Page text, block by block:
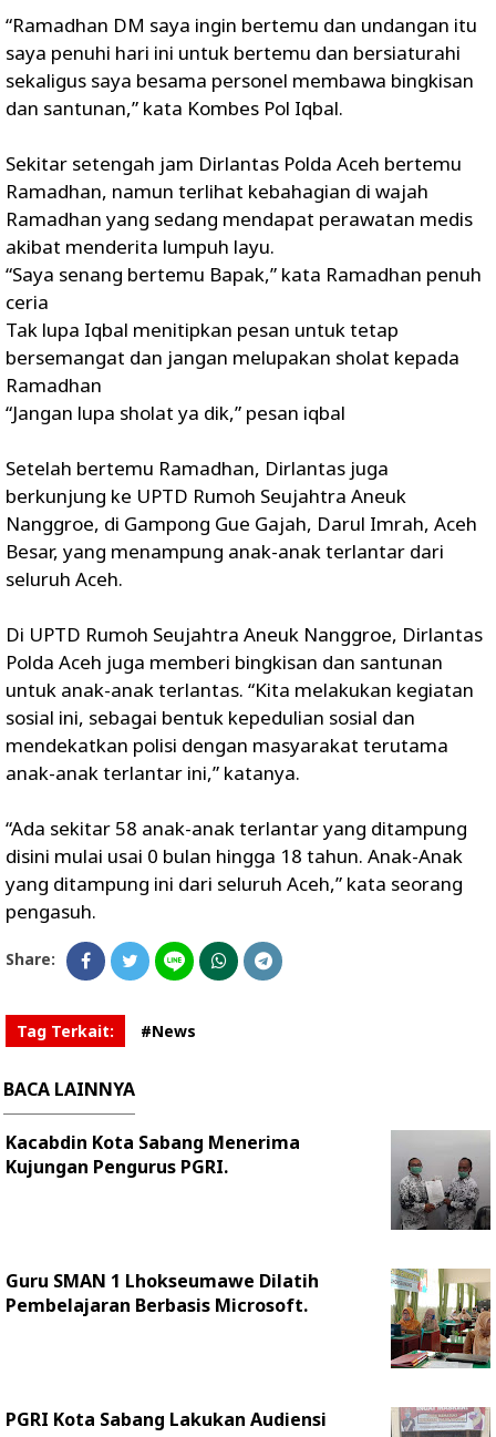
“Ramadhan DM saya ingin bertemu dan undangan itu
saya penuhi hari ini untuk bertemu dan bersiaturahi
sekaligus saya besama personel membawa bingkisan
dan santunan,” kata Kombes Pol Iqbal.
Sekitar setengah jam Dirlantas Polda Aceh bertemu
Ramadhan, namun terlihat kebahagian di wajah
Ramadhan yang sedang mendapat perawatan medis
akibat menderita lumpuh layu.
“Saya senang bertemu Bapak,” kata Ramadhan penuh
ceria
Tak lupa Iqbal menitipkan pesan untuk tetap
bersemangat dan jangan melupakan sholat kepada
Ramadhan
“Jangan lupa sholat ya dik,” pesan iqbal
Setelah bertemu Ramadhan, Dirlantas juga
berkunjung ke UPTD Rumoh Seujahtra Aneuk
Nanggroe, di Gampong Gue Gajah, Darul Imrah, Aceh
Besar, yang menampung anak-anak terlantar dari
seluruh Aceh.
Di UPTD Rumoh Seujahtra Aneuk Nanggroe, Dirlantas
Polda Aceh juga memberi bingkisan dan santunan
untuk anak-anak terlantas. “Kita melakukan kegiatan
sosial ini, sebagai bentuk kepedulian sosial dan
mendekatkan polisi dengan masyarakat terutama
anak-anak terlantar ini,” katanya.
“Ada sekitar 58 anak-anak terlantar yang ditampung
disini mulai usai 0 bulan hingga 18 tahun. Anak-Anak
yang ditampung ini dari seluruh Aceh,” kata seorang
pengasuh.
Share:
Tag Terkait: #News
BACA LAINNYA
Kacabdin Kota Sabang Menerima
Kujungan Pengurus PGRI.
Guru SMAN 1 Lhokseumawe Dilatih
Pembelajaran Berbasis Microsoft.
PGRI Kota Sabang Lakukan Audiensi